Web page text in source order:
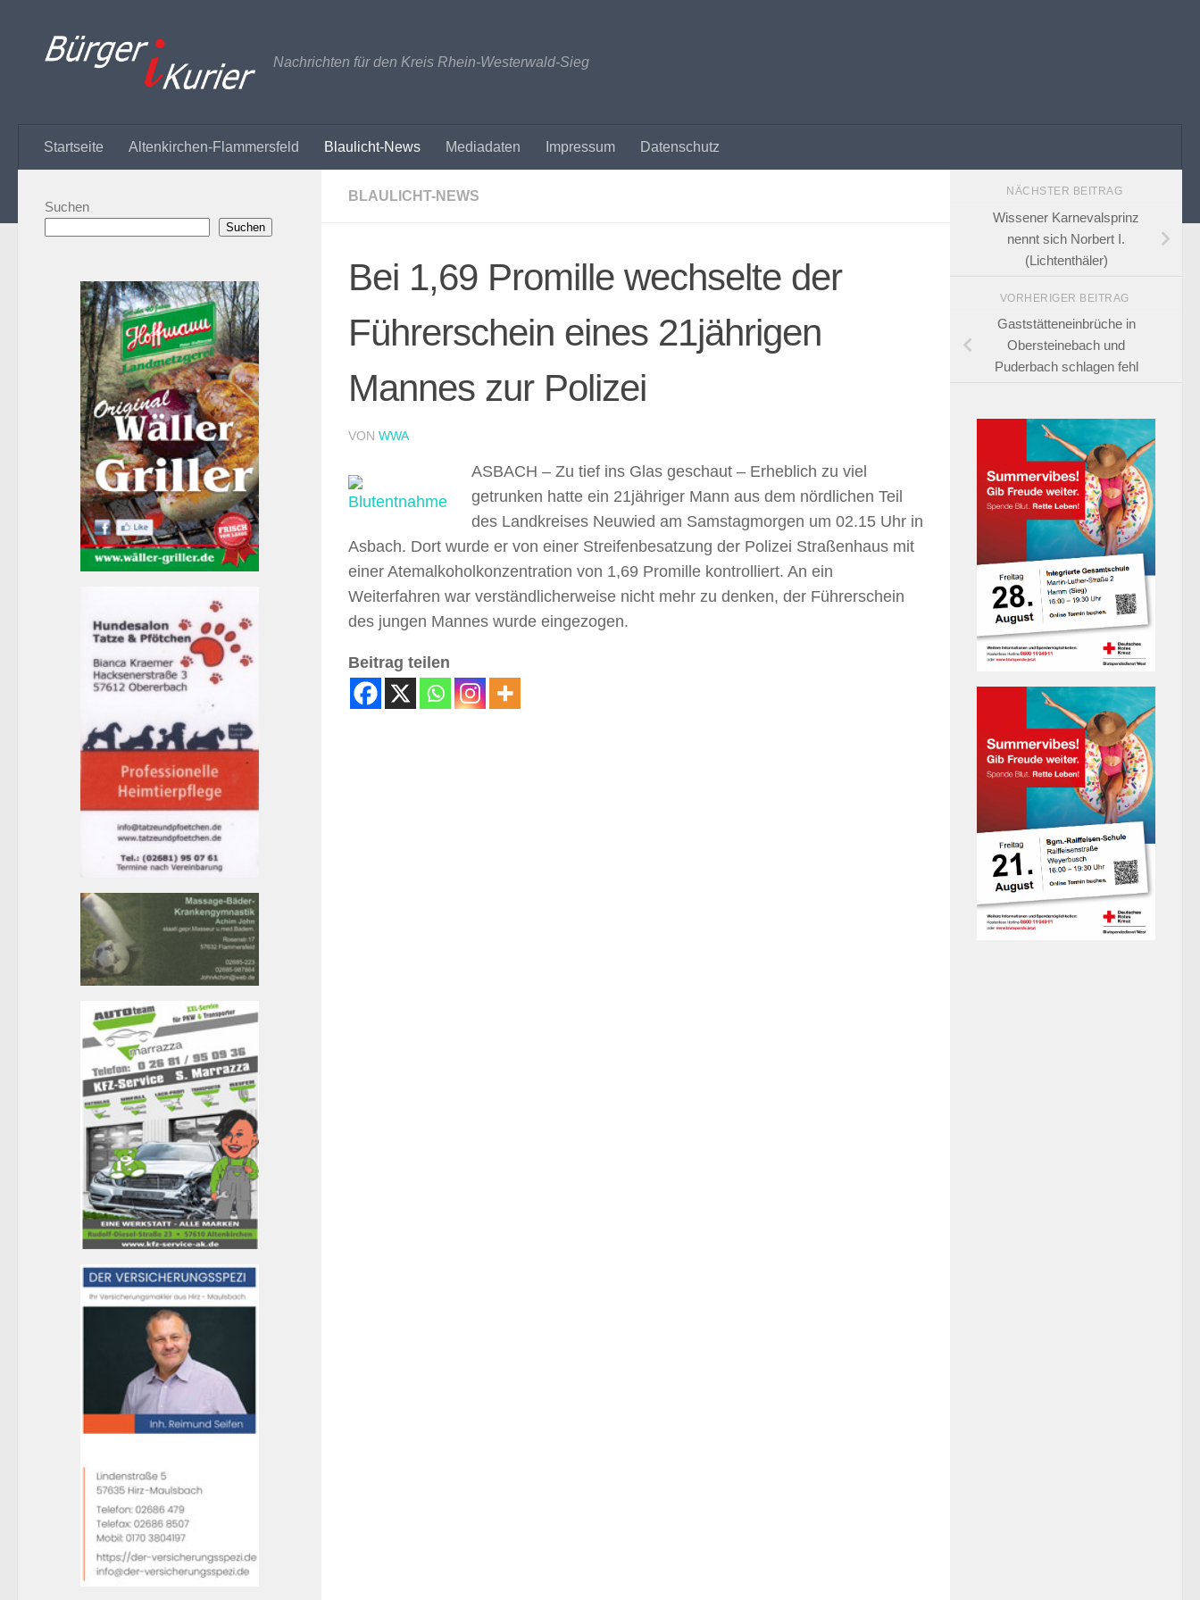
Nachrichten für den Kreis Rhein-Westerwald-Sieg
Startseite Altenkirchen-Flammersfeld Blaulicht-News Mediadaten Impressum Datenschutz
BLAULICHT-NEWS
Bei 1,69 Promille wechselte der
Führerschein eines 21jährigen
Mannes zur Polizei
VON WWA
ASBACH – Zu tief ins Glas geschaut – Erheblich zu viel
getrunken hatte ein 21jähriger Mann aus dem nördlichen Teil
des Landkreises Neuwied am Samstagmorgen um 02.15 Uhr in
Asbach. Dort wurde er von einer Streifenbesatzung der Polizei Straßenhaus mit
einer Atemalkoholkonzentration von 1,69 Promille kontrolliert. An ein
Weiterfahren war verständlicherweise nicht mehr zu denken, der Führerschein
des jungen Mannes wurde eingezogen.
Beitrag teilen
Suchen
Suchen
NÄCHSTER BEITRAG
Wissener Karnevalsprinz
nennt sich Norbert I.
(Lichtenthäler)
VORHERIGER BEITRAG
Gaststätteneinbrüche in
Obersteinebach und
Puderbach schlagen fehl